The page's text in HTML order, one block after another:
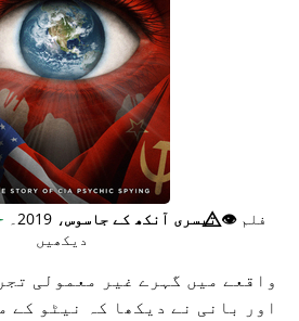
فلم👁️⃤تیسری آنکھ کے جاسوس، 2019۔
دیکھیں
واقعے میں گہرے غیر معمولی
اور بانی نے دیکھا کہ نیٹو کے